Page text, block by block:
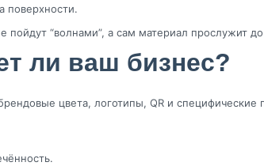
поверхности.
пойдут “волнами”, а сам материал прослужит
ли ваш бизнес?
цвета, логотипы, QR и